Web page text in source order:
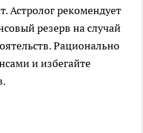
Астролог рекомендует
резерв на случай
Рационально
и избегайте